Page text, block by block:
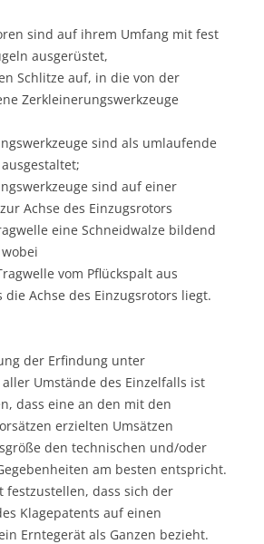
sind auf ihrem Umfang mit fest
ausgerüstet,
Schlitze auf, in die von der
Zerkleinerungswerkzeuge
sind als umlaufende
sind auf einer
Achse des Einzugsrotors
eine Schneidwalze bildend
vom Pflückspalt aus
Achse des Einzugsrotors liegt.
der Erfindung unter
Umstände des Einzelfalls ist
dass eine an den mit den
erzielten Umsätzen
den technischen und/oder
am besten entspricht.
festzustellen, dass sich der
Klagepatents auf einen
Erntegerät als Ganzen bezieht.